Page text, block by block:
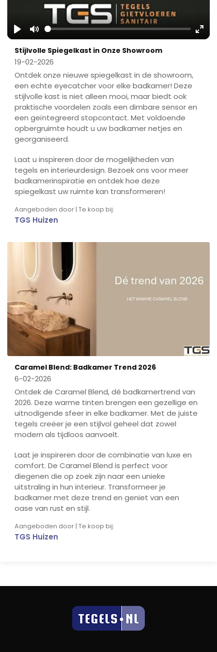
Play Mute
Stijlvolle Spiegelkast in Onze Showroom
19-02-2026
Ontdek onze nieuwe spiegelkast in de showroom,
een echte eyecatcher voor elke badkamer! Deze
stijlvolle kast is niet alleen mooi, maar biedt ook
praktische voordelen zoals een dimbare sensor en
een geïntegreerd stopcontact. Met voldoende
opbergruimte houdt u uw badkamer netjes en
georganiseerd.
Laat u inspireren door de mogelijkheden van
tegels en interieurdesign. Bezoek ons voor meer
badkamerinspiratie en ontdek hoe deze
spiegelkast uw ruimte kan transformeren!
Aangeboden door | Te koop bij:
TGS Huizen
Caramel Blend: Badkamer Trend 2026
6-02-2026
Ontdek de Caramel Blend, dé badkamertrend van
2026. Deze warme tinten brengen een gezellige en
uitnodigende sfeer in elke badkamer. Met de juiste
tegels creëer je een stijlvol geheel dat zowel
modern als tijdloos aanvoelt.
Laat je inspireren door de combinatie van luxe en
comfort. De Caramel Blend is perfect voor
diegenen die op zoek zijn naar een unieke
uitstraling in hun interieur. Transformeer je
badkamer met deze trend en geniet van een
oase van rust en stijl.
Aangeboden door | Te koop bij:
TGS Huizen